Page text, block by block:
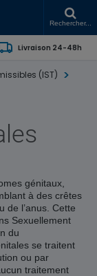
Rechercher...
Livraison 24-48h
(IST)
génitaux,
à des crêtes
de l’anus. Cette
Sexuellement
du
se traitent
ou par
traitement